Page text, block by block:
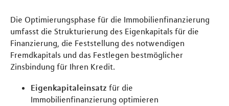
Die Optimierungsphase für die Immobilienfinanzierung
umfasst die Strukturierung des Eigenkapitals für die
Finanzierung, die Feststellung des notwendigen
Fremdkapitals und das Festlegen bestmöglicher
Zinsbindung für Ihren Kredit.
Eigenkapitaleinsatz für die
Immobilienfinanzierung optimieren